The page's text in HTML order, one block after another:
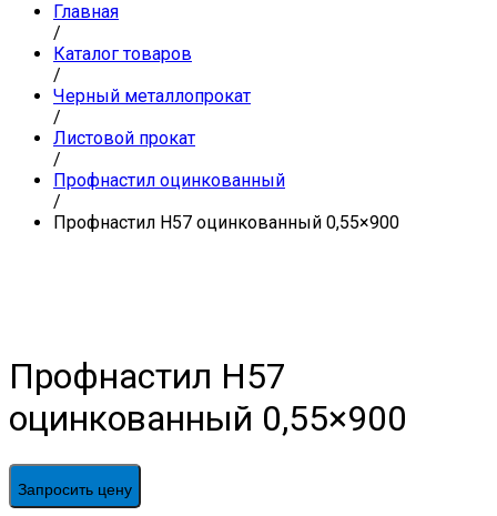
Главная
/
Каталог товаров
/
Черный металлопрокат
/
Листовой прокат
/
Профнастил оцинкованный
/
Профнастил Н57 оцинкованный 0,55×900
Профнастил Н57
оцинкованный 0,55×900
Запросить цену